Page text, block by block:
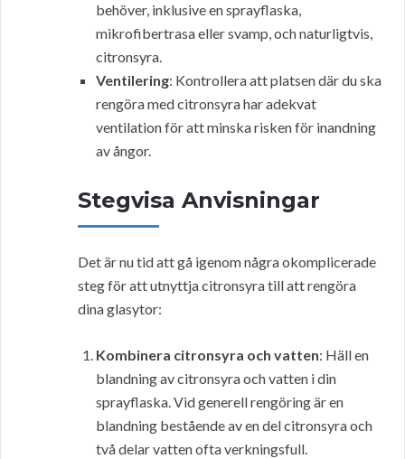
behöver, inklusive en sprayflaska,
mikrofibertrasa eller svamp, och naturligtvis,
citronsyra.
Ventilering: Kontrollera att platsen där du ska
rengöra med citronsyra har adekvat
ventilation för att minska risken för inandning
av ångor.
Stegvisa Anvisningar
Det är nu tid att gå igenom några okomplicerade
steg för att utnyttja citronsyra till att rengöra
dina glasytor:
Kombinera citronsyra och vatten: Häll en
blandning av citronsyra och vatten i din
sprayflaska. Vid generell rengöring är en
blandning bestående av en del citronsyra och
två delar vatten ofta verkningsfull.